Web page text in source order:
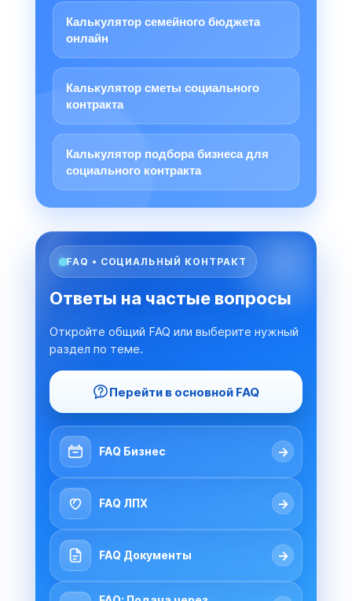
Калькулятор семейного бюджета
онлайн
Калькулятор сметы социального
контракта
Калькулятор подбора бизнеса для
социального контракта
FAQ • СОЦИАЛЬНЫЙ КОНТРАКТ
Ответы на частые вопросы
Откройте общий FAQ или выберите нужный
раздел по теме.
Перейти в основной FAQ
FAQ Бизнес →
FAQ ЛПХ →
FAQ Документы →